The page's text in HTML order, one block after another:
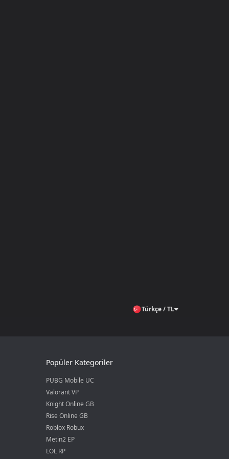
Türkçe / TL
Popüler Kategoriler
PUBG Mobile UC
Valorant VP
Knight Online GB
Rise Online GB
Roblox Robux
Metin2 EP
LOL RP